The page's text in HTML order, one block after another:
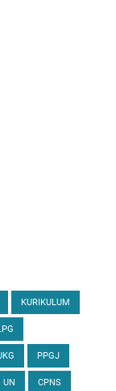
KURIKULUM
PPGJ
UN CPNS